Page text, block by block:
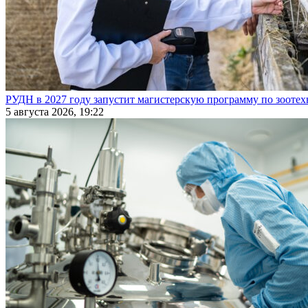
РУДН в 2027 году запустит магистерскую программу по
5 августа 2026, 19:22